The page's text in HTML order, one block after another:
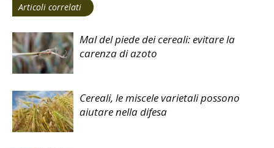
Articoli correlati
Mal del piede dei cereali: evitare la
carenza di azoto
Cereali, le miscele varietali possono
aiutare nella difesa